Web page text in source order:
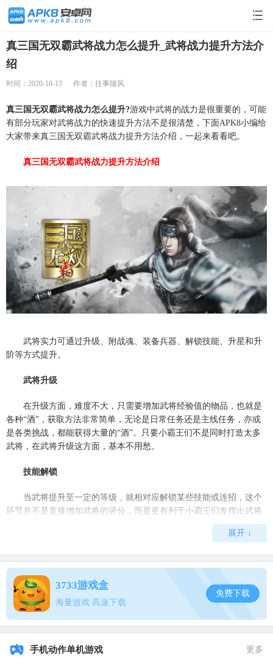
真三国无双霸武将战力怎么提升_武将战力提升方法介
绍
时间：2020-10-13 作者：往事随风
真三国无双霸武将战力怎么提升?游戏中武将的战力是很重要的，可能
有部分玩家对武将战力的快速提升方法不是很清楚，下面APK8小编给
大家带来真三国无双霸武将战力提升方法介绍，一起来看看吧。
真三国无双霸武将战力提升方法介绍
武将实力可通过升级、附战魂、装备兵器、解锁技能、升星和升
阶等方式提升。
武将升级
在升级方面，难度不大，只需要增加武将经验值的物品，也就是
各种“酒”，获取方法非常简单，无论是日常任务还是主线任务，亦或
是各类挑战，都能获得大量的“酒”。只要小霸王们不是同时打造太多
武将，在武将升级这方面，基本不用愁。
技能解锁
当武将提升至一定的等级，就相对应解锁某些技能或连招，这个
环节并不是直接增加武将的评分，而是更有利于小霸王们发挥出武将
的实力，如武将14级解锁蓄力攻击6和18级解锁EX攻击之后，武将的
装备兵器
兵器成长系统也相对简单，前期只有强化和升阶两种方式，但这
样的好处也相对明显，小霸王们能够随心所欲的打造兵器，不必担心
兵器上的差异，也不用再去为强化兵器而获取太多材料。
同强化等级的祭品兵器。然而蔡姬觉得在兵器这方面，最重要也是最
展开 ↓
3733游戏盒
海量游戏 高速下载
免费下载
手机动作单机游戏 更多